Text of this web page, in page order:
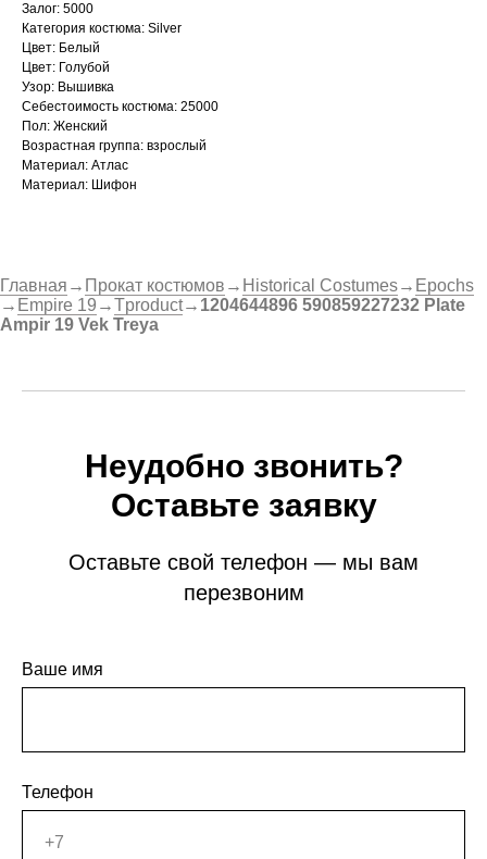
Залог: 5000
Категория костюма: Silver
Цвет: Белый
Цвет: Голубой
Узор: Вышивка
Себестоимость костюма: 25000
Пол: Женский
Возрастная группа: взрослый
Материал: Атлас
Материал: Шифон
Главная → Прокат костюмов → Historical Costumes→ Epochs
→ Empire 19 →Tproduct→ 1204644896 590859227232 Plate
Ampir 19 Vek Treya
Неудобно звонить?
Оставьте заявку
Оставьте свой телефон — мы вам
перезвоним
Ваше имя
Телефон